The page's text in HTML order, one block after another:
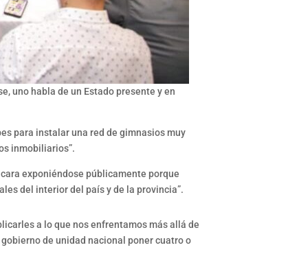
uno habla de un Estado presente y en
para instalar una red de gimnasios muy
inmobiliarios”.
exponiéndose públicamente porque
del interior del país y de la provincia”.
a lo que nos enfrentamos más allá de
de unidad nacional poner cuatro o